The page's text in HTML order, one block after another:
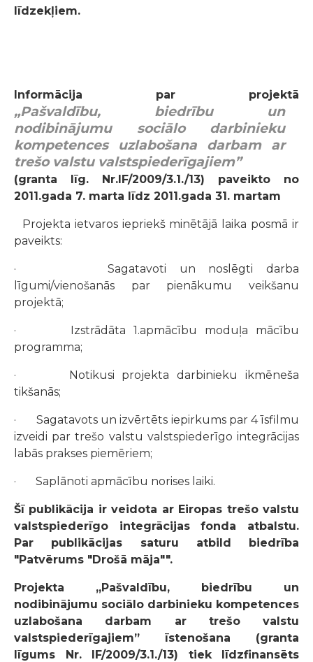
līdzekļiem.
Informācija par projektā
„Pašvaldību, biedrību un
nodibinājumu sociālo darbinieku
kompetences uzlabošana darbam ar
trešo valstu valstspiederīgajiem”
(granta līg. Nr.IF/2009/3.1./13) paveikto no
2011.gada 7. marta līdz 2011.gada 31. martam
Projekta ietvaros iepriekš minētājā laika posmā ir
paveikts:
· Sagatavoti un noslēgti darba
līgumi/vienošanās par pienākumu veikšanu
projektā;
· Izstrādāta 1.apmācību moduļa mācību
programma;
· Notikusi projekta darbinieku ikmēneša
tikšanās;
· Sagatavots un izvērtēts iepirkums par 4 īsfilmu
izveidi par trešo valstu valstspiederīgo integrācijas
labās prakses piemēriem;
· Saplānoti apmācību norises laiki.
Šī publikācija ir veidota ar Eiropas trešo valstu
valstspiederīgo integrācijas fonda atbalstu.
Par publikācijas saturu atbild biedrība
"Patvērums "Drošā māja"".
Projekta „Pašvaldību, biedrību un
nodibinājumu sociālo darbinieku kompetences
uzlabošana darbam ar trešo valstu
valstspiederīgajiem” īstenošana (granta
līgums Nr. IF/2009/3.1./13) tiek līdzfinansēts